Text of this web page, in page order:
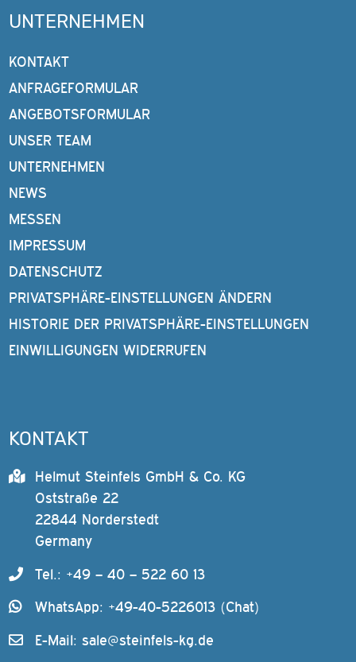
UNTERNEHMEN
KONTAKT
ANFRAGEFORMULAR
ANGEBOTSFORMULAR
UNSER TEAM
UNTERNEHMEN
NEWS
MESSEN
IMPRESSUM
DATENSCHUTZ
PRIVATSPHÄRE-EINSTELLUNGEN ÄNDERN
HISTORIE DER PRIVATSPHÄRE-EINSTELLUNGEN
EINWILLIGUNGEN WIDERRUFEN
KONTAKT
Helmut Steinfels GmbH & Co. KG
Oststraße 22
22844 Norderstedt
Germany
Tel.: +49 – 40 – 522 60 13
WhatsApp: +49-40-5226013 (Chat)
E-Mail: sale@steinfels-kg.de